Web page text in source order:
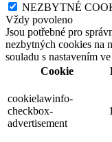
NEZBYTNÉ
Vždy povoleno
Jsou potřebné pro
nezbytných cookies na
souladu s nastavením
Cookie
cookielawinfo-
checkbox-
advertisement